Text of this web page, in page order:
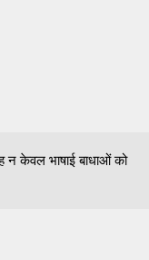
न केवल भाषाई बाधाओं को